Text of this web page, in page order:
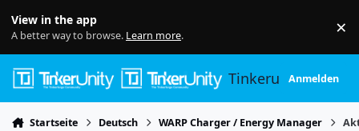
View in the app
A better way to browse. Learn more. ×
TinkerunityAnmelden
Startseite Deutsch WARP Charger / Energy Manager